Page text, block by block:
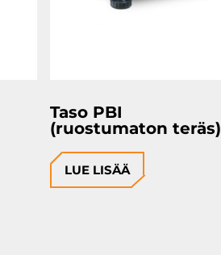
Taso PBI
(ruostumaton teräs)
LUE LISÄÄ